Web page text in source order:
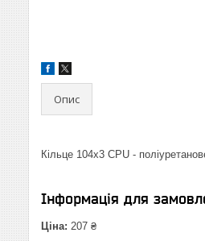
Опис
Кільце 104х3 CPU -
Інформація для
Ціна: 207 ₴